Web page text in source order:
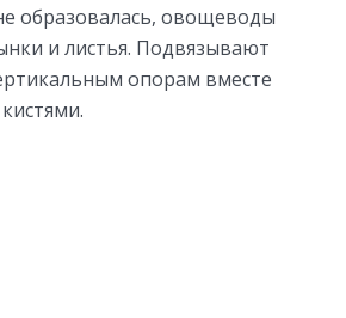
образовалась, овощеводы
и листья. Подвязывают
опорам вместе